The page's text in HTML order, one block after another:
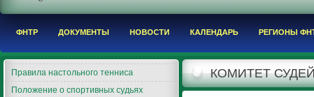
ФНТР ДОКУМЕНТЫ НОВОСТИ КАЛЕНДАРЬ РЕГИОНЫ
Правила настольного тенниса
Положение о спортивных судьях
КОМИТЕТ